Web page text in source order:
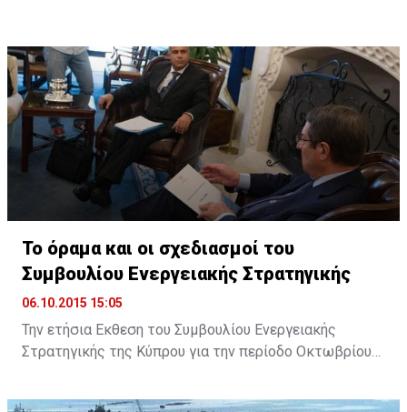
συζητήσουν με τους ευρωβουλευτές τα ζητήματα που
πρέπει να αντιμετωπίσει η ΕΕ.
Το όραμα και οι σχεδιασμοί του
Συμβουλίου Ενεργειακής Στρατηγικής
06.10.2015 15:05
Την ετήσια Εκθεση του Συμβουλίου Ενεργειακής
Στρατηγικής της Κύπρου για την περίοδο Οκτωβρίου
της Δημοκρατίας ο Πρόεδρος του Συμβουλίου